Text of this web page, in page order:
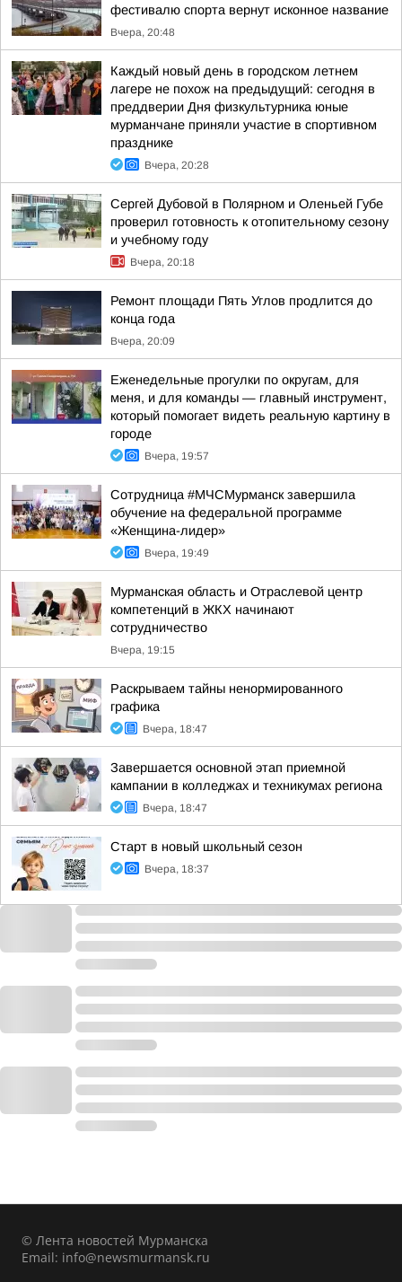
фестивалю спорта вернут исконное название
Вчера, 20:48
Каждый новый день в городском летнем
лагере не похож на предыдущий: сегодня в
преддверии Дня физкультурника юные
мурманчане приняли участие в спортивном
празднике
Вчера, 20:28
Сергей Дубовой в Полярном и Оленьей Губе
проверил готовность к отопительному сезону
и учебному году
Вчера, 20:18
Ремонт площади Пять Углов продлится до
конца года
Вчера, 20:09
Еженедельные прогулки по округам, для
меня, и для команды — главный инструмент,
который помогает видеть реальную картину в
городе
Вчера, 19:57
Сотрудница #МЧСМурманск завершила
обучение на федеральной программе
«Женщина-лидер»
Вчера, 19:49
Мурманская область и Отраслевой центр
компетенций в ЖКХ начинают
сотрудничество
Вчера, 19:15
Раскрываем тайны ненормированного
графика
Вчера, 18:47
Завершается основной этап приемной
кампании в колледжах и техникумах региона
Вчера, 18:47
Старт в новый школьный сезон
Вчера, 18:37
© Лента новостей Мурманска
Email: info@newsmurmansk.ru